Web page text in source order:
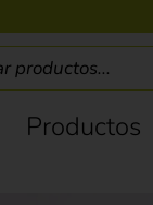
Productos